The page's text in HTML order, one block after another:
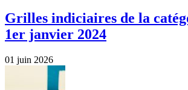
Grilles indiciaires de la
1er janvier 2024
01 juin 2026